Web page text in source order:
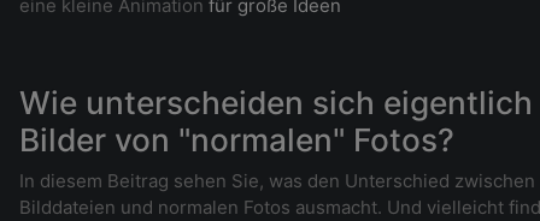
eine kleine Animation für große Ideen
Wie unterscheiden sich
Bilder von "normalen" Fotos?
In diesem Beitrag sehen Sie, was den Unterschied
Bilddateien und normalen Fotos ausmacht. Und vielleicht